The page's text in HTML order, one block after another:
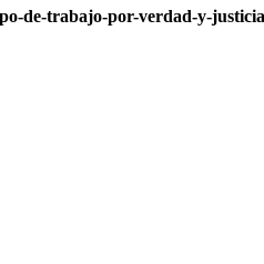
de-trabajo-por-verdad-y-